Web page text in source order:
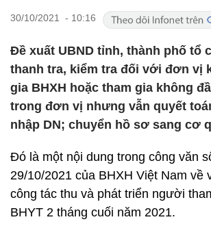
30/10/2021 - 10:16
Đề xuất UBND tỉnh, thành phố tổ
thanh tra, kiểm tra đối với đơn vị
gia BHXH hoặc tham gia không
trong đơn vị nhưng vẫn quyết
nhập DN; chuyển hồ sơ sang cơ
Đó là một nội dung trong công văn
29/10/2021 của BHXH Việt Nam về
công tác thu và phát triển người
BHYT 2 tháng cuối năm 2021.